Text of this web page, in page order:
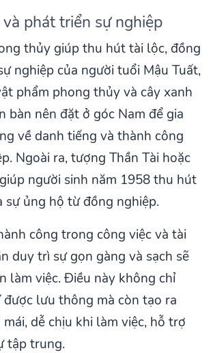
phát triển sự nghiệp
thủy giúp thu hút tài lộc, đồng
nghiệp của người tuổi Mậu Tuất,
phẩm phong thủy và cây xanh
bàn nên đặt ở góc Nam để gia
về danh tiếng và thành công
Ngoài ra, tượng Thần Tài hoặc
người sinh năm 1958 thu hút
sự ủng hộ từ đồng nghiệp.
công trong công việc và tài
duy trì sự gọn gàng và sạch sẽ
làm việc. Điều này không chỉ
lưu thông mà còn tạo ra
dễ chịu khi làm việc, hỗ trợ
tập trung.